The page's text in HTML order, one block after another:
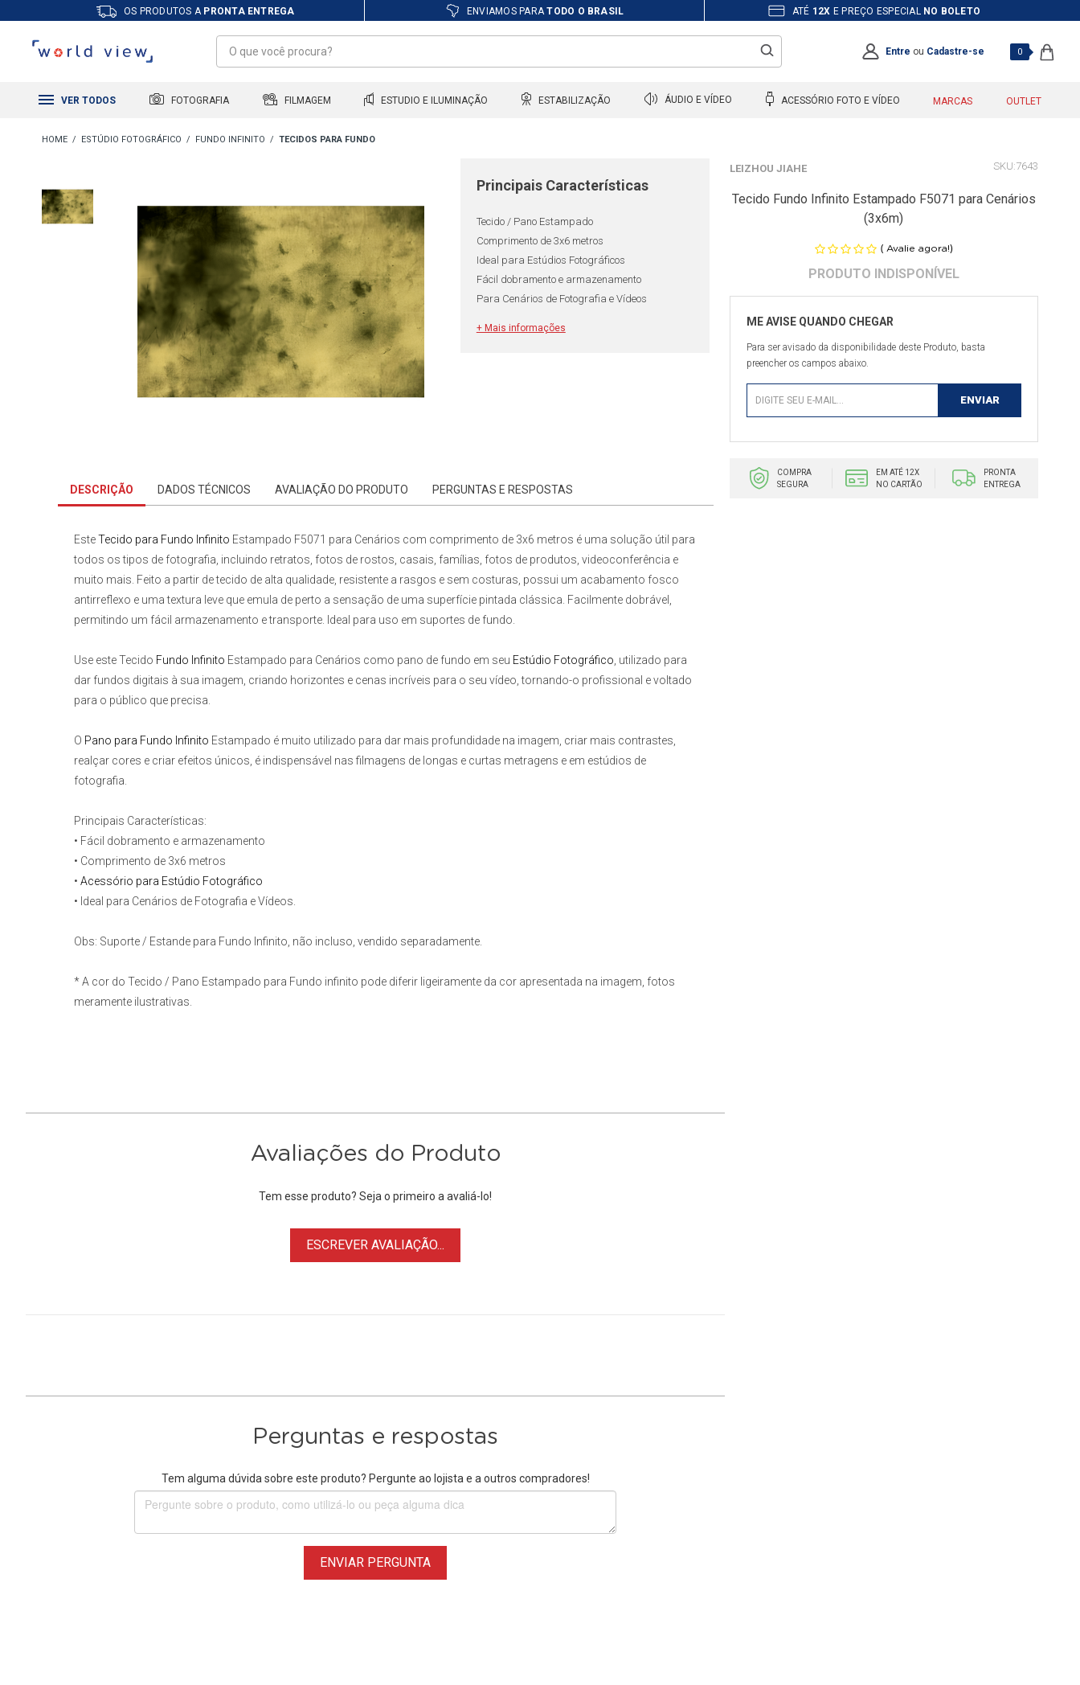
OS PRODUTOS A PRONTA ENTREGA ENVIAMOS PARATODO O BRASIL ATÉ 12X E PREÇO ESPECIAL NO BOLETO
Entre ou Cadastre-se 0
VER TODOS FOTOGRAFIA FILMAGEM ESTUDIO E ILUMINAÇÃO ESTABILIZAÇÃO ÁUDIO E VÍDEO ACESSÓRIO FOTO E VÍDEO MARCAS OUTLET
ESTÚDIO FOTOGRÁFICO FUNDO INFINITO TECIDOS PARA FUNDO
Principais Características
Tecido / Pano Estampado
Comprimento de 3x6 metros
Ideal para Estúdios Fotográficos
Fácil dobramento e armazenamento
Para Cenários de Fotografia e Vídeos
+ Mais informações
LEIZHOU JIAHE 7643
Tecido Fundo Infinito Estampado F5071 para Cenários
(3x6m)
( Avalie agora!)
Para ser avisado da disponibilidade deste Produto, basta
preencher os campos abaixo.
COMPRA
SEGURA
EM ATÉ 12X
NO CARTÃO
PRONTA
ENTREGA
DESCRIÇÃO DADOS TÉCNICOS AVALIAÇÃO DO PRODUTO PERGUNTAS E RESPOSTAS
EsteTecido para Fundo Infinito Estampado F5071 para Cenários com comprimento de 3x6 metros é uma solução útil para
todos os tipos de fotografia, incluindo retratos, fotos de rostos, casais, famílias, fotos de produtos, videoconferência e
muito mais. Feito a partir de tecido de alta qualidade, resistente a rasgos e sem costuras, possui um acabamento fosco
antirreflexo e uma textura leve que emula de perto a sensação de uma superfície pintada clássica. Facilmente dobrável,
permitindo um fácil armazenamento e transporte. Ideal para uso em suportes de fundo.
Use esteTecido Fundo Infinito Estampado para Cenários como pano de fundo em seu Estúdio Fotográfico , utilizado para
dar fundos digitais à sua imagem, criando horizontes e cenas incríveis para o seu vídeo, tornando-o profissional e voltado
para o público que precisa.
O Pano para Fundo Infinito Estampado é muito utilizado para dar mais profundidade na imagem, criar mais contrastes,
realçar cores e criar efeitos únicos, é indispensável nas filmagens de longas e curtas metragens e em estúdios de
fotografia.
Principais Características:
• Fácil dobramento e armazenamento
• Comprimento de 3x6 metros
• Acessório para Estúdio Fotográfico
• Ideal para Cenários de Fotografia e Vídeos.
Obs: Suporte / Estande para Fundo Infinito, não incluso, vendido separadamente.
*A cor do Tecido / Pano Estampado para Fundo infinito pode diferir ligeiramente da cor apresentada na imagem, fotos
meramente ilustrativas.
Avaliações do Produto
Tem esse produto? Seja o primeiro a avaliá-lo!
ESCREVER AVALIAÇÃO...
Perguntas e respostas
Tem alguma dúvida sobre este produto? Pergunte ao lojista e a outros compradores!
ENVIAR PERGUNTA